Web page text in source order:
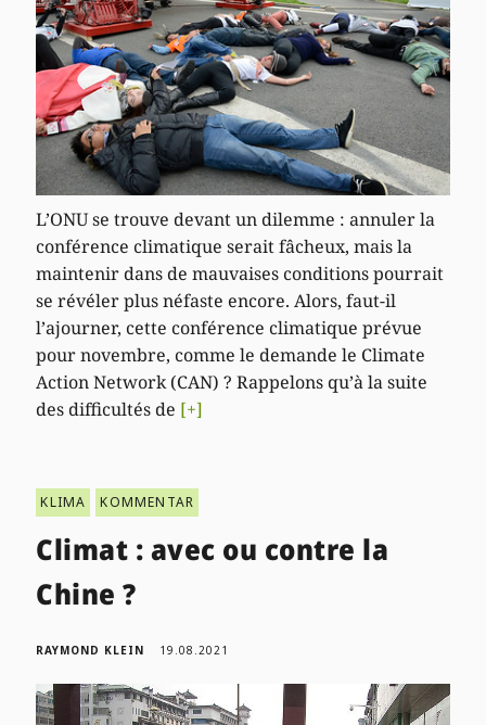
L’ONU se trouve devant un dilemme : annuler la
conférence climatique serait fâcheux, mais la
maintenir dans de mauvaises conditions pourrait
se révéler plus néfaste encore. Alors, faut-il
l’ajourner, cette conférence climatique prévue
pour novembre, comme le demande le Climate
Action Network (CAN) ? Rappelons qu’à la suite
des difficultés de [+]
KLIMA KOMMENTAR
Climat : avec ou contre la
Chine ?
RAYMOND KLEIN 19.08.2021